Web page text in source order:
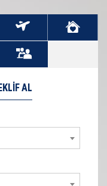
AL